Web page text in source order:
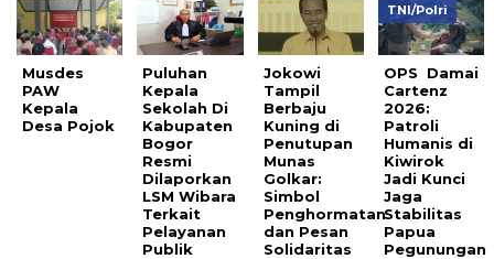
Musdes
PAW
Kepala
Desa Pojok
Puluhan
Kepala
Sekolah Di
Kabupaten
Bogor
Resmi
Dilaporkan
LSM Wibara
Terkait
Pelayanan
Publik
Jokowi
Tampil
Berbaju
Kuning di
Penutupan
Munas
Golkar:
Simbol
Penghormatan
dan Pesan
Solidaritas
TNI/Polri
OPS Damai
Cartenz
2026:
Patroli
Humanis di
Kiwirok
Jadi Kunci
Jaga
Stabilitas
Papua
Pegunungan